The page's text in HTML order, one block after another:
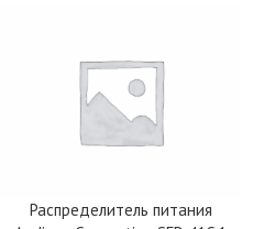
Распределитель питания